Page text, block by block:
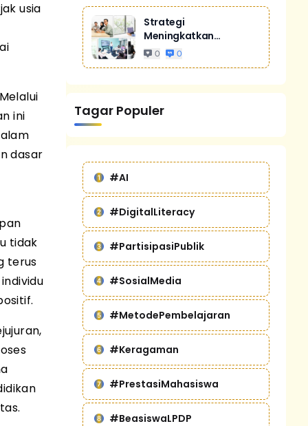
usia
ini
dasar
tidak
terus
Strategi
Meningkatkan
Penjualan Melalui
0 0
Tagar Populer
#AI
#DigitalLiteracy
#PartisipasiPublik
#SosialMedia
#MetodePembelajaran
#Keragaman
#PrestasiMahasiswa
#BeasiswaLPDP